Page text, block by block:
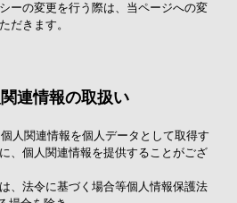
ーの変更を行う際は、当ページへの変
だきます。
連情報の取扱い
人関連情報を個人データとして取得す
、個人関連情報を提供することがござ
、法令に基づく場合等個人情報保護法